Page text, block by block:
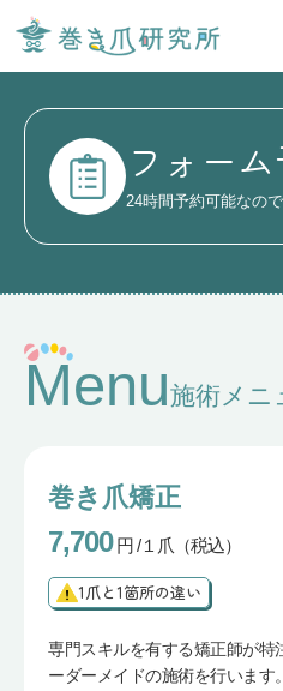
フォー
24時間予約可能なの
Menu施術メニ
巻き爪矯正
7,700 円 /１爪（税込）
1爪と1箇所の違い
専門スキルを有する矯正師が特
ーダーメイドの施術を行いま